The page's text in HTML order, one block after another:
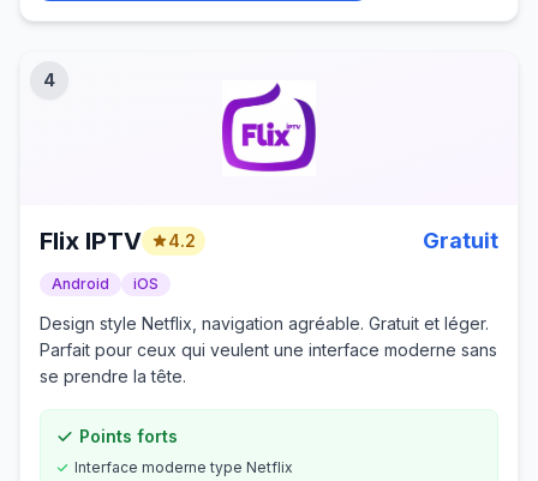
4
Flix IPTV 4.2 Gratuit
Android iOS
Design style Netflix, navigation agréable. Gratuit et léger.
Parfait pour ceux qui veulent une interface moderne sans
se prendre la tête.
Points forts
Interface moderne type Netflix